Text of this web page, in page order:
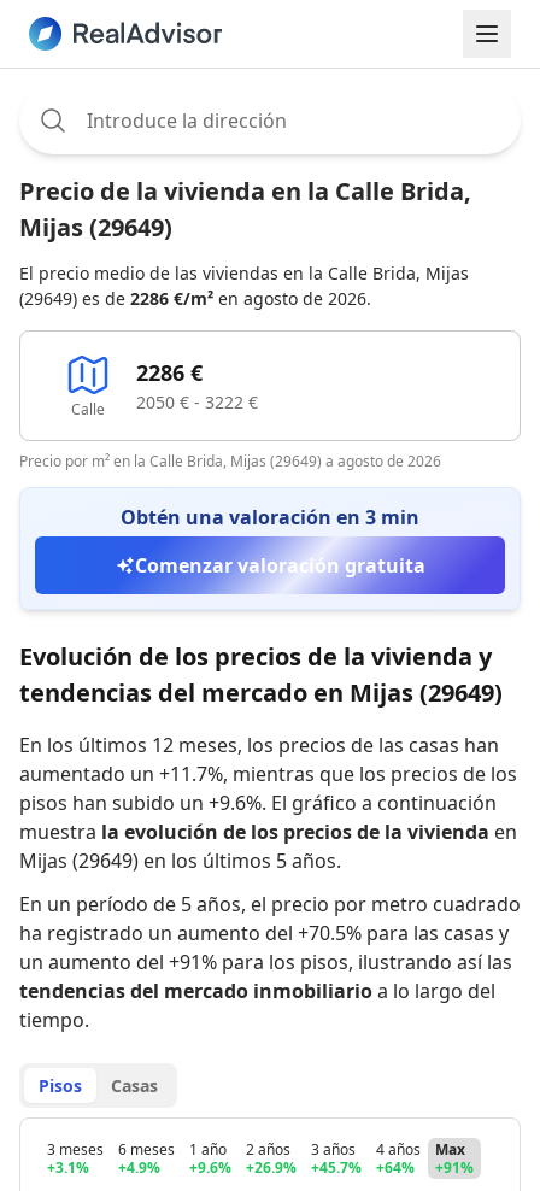
Precio de la vivienda en la Calle Brida,
Mijas (29649)
El precio medio de las viviendas en la Calle Brida, Mijas
(29649) es de 2286 €/m² en agosto de 2026.
Calle
2286 €
2050 € - 3222 €
Precio por m² en la Calle Brida, Mijas (29649) a agosto de 2026
Obtén una valoración en 3 min
Comenzar valoración gratuita
Evolución de los precios de la vivienda y
tendencias del mercado en Mijas (29649)
En los últimos 12 meses, los precios de las casas han
aumentado un +11.7%, mientras que los precios de los
pisos han subido un +9.6%. El gráfico a continuación
muestra la evolución de los precios de la vivienda en
Mijas (29649) en los últimos 5 años.
En un período de 5 años, el precio por metro cuadrado
ha registrado un aumento del +70.5% para las casas y
un aumento del +91% para los pisos, ilustrando así las
tendencias del mercado inmobiliarioa lo largo del
tiempo.
Pisos Casas
3 meses
+3.1%
6 meses
+4.9%
1 año
+9.6%
2 años
+26.9%
3 años
+45.7%
4 años
+64%
Max
+91%